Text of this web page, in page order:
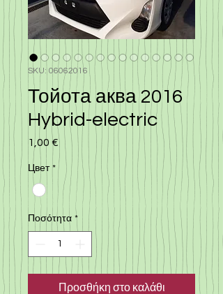
SKU: 06062016
Тойота аква 2016
Hybrid-electric
1,00 €Τιμή
Цвет *
Ποσότητα *
Προσθήκη στο καλάθι